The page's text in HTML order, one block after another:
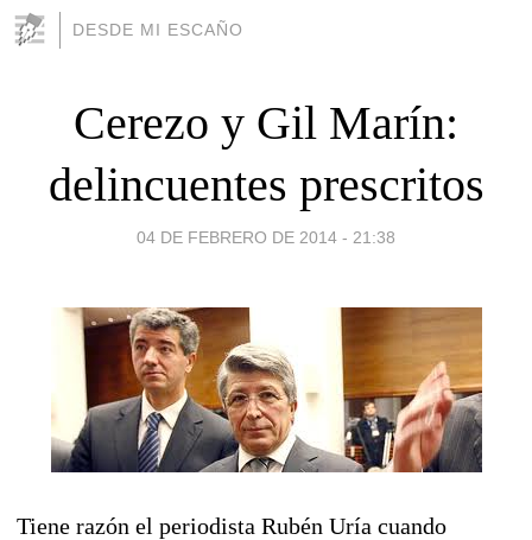
DESDE MI ESCAÑO
Cerezo y Gil Marín:
delincuentes prescritos
04 DE FEBRERO DE 2014 - 21:38
Tiene razón el periodista Rubén Uría cuando